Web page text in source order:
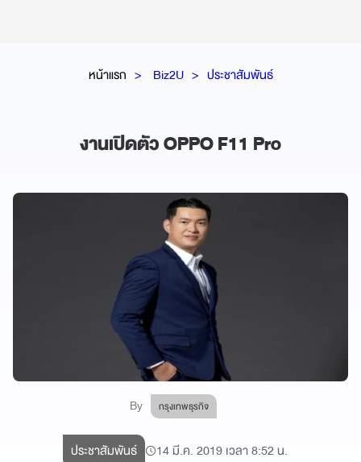
หน้าแรก Biz2U ประชาสัมพันธ์
งานเปิดตัว OPPO F11 Pro
By กรุงเทพธุรกิจ
ประชาสัมพันธ์ 14 มี.ค. 2019 เวลา 8:52 น.